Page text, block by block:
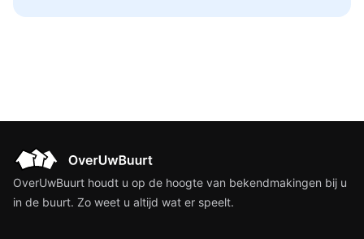
OverUwBuurt houdt u op de hoogte van bekendmakingen bij u
in de buurt. Zo weet u altijd wat er speelt.